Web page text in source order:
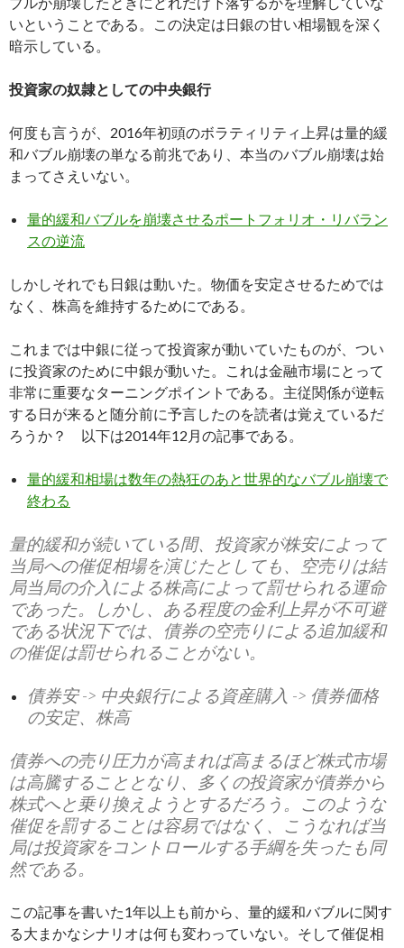
いということである。この決定は日銀の甘い相場観を深く
暗示している。
投資家の奴隷としての中央銀行
何度も言うが、2016年初頭のボラティリティ上昇は量的緩
和バブル崩壊の単なる前兆であり、本当のバブル崩壊は始
まってさえいない。
量的緩和バブルを崩壊させるポートフォリオ・リバラン
スの逆流
しかしそれでも日銀は動いた。物価を安定させるためでは
なく、株高を維持するためにである。
これまでは中銀に従って投資家が動いていたものが、つい
に投資家のために中銀が動いた。これは金融市場にとって
非常に重要なターニングポイントである。主従関係が逆転
する日が来ると随分前に予言したのを読者は覚えているだ
ろうか？ 以下は2014年12月の記事である。
量的緩和相場は数年の熱狂のあと世界的なバブル崩壊で
終わる
量的緩和が続いている間、投資家が株安によって
当局への催促相場を演じたとしても、空売りは結
局当局の介入による株高によって罰せられる運命
であった。しかし、ある程度の金利上昇が不可避
である状況下では、債券の空売りによる追加緩和
の催促は罰せられることがない。
債券安 -> 中央銀行による資産購入 -> 債券価格
の安定、株高
債券への売り圧力が高まれば高まるほど株式市場
は高騰することとなり、多くの投資家が債券から
株式へと乗り換えようとするだろう。このような
催促を罰することは容易ではなく、こうなれば当
局は投資家をコントロールする手綱を失ったも同
然である。
この記事を書いた1年以上も前から、量的緩和バブルに関す
る大まかなシナリオは何も変わっていない。そして催促相